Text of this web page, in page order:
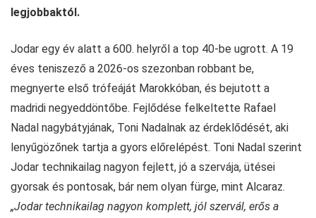
legjobbaktól.
Jodar egy év alatt a 600. helyről a top 40-be ugrott. A 19
éves teniszező a 2026-os szezonban robbant be,
megnyerte első trófeáját Marokkóban, és bejutott a
madridi negyeddöntőbe. Fejlődése felkeltette Rafael
Nadal nagybátyjának, Toni Nadalnak az érdeklődését, aki
lenyűgözőnek tartja a gyors előrelépést. Toni Nadal szerint
Jodar technikailag nagyon fejlett, jó a szervája, ütései
gyorsak és pontosak, bár nem olyan fürge, mint Alcaraz.
„Jodar technikailag nagyon komplett, jól szervál, erős a